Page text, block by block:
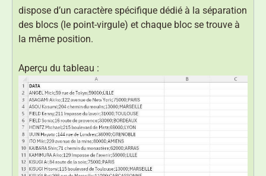
dispose d’un caractère spécifique dédié à la séparation
des blocs (le point-virgule) et chaque bloc se trouve à
la même position.
Aperçu du tableau :